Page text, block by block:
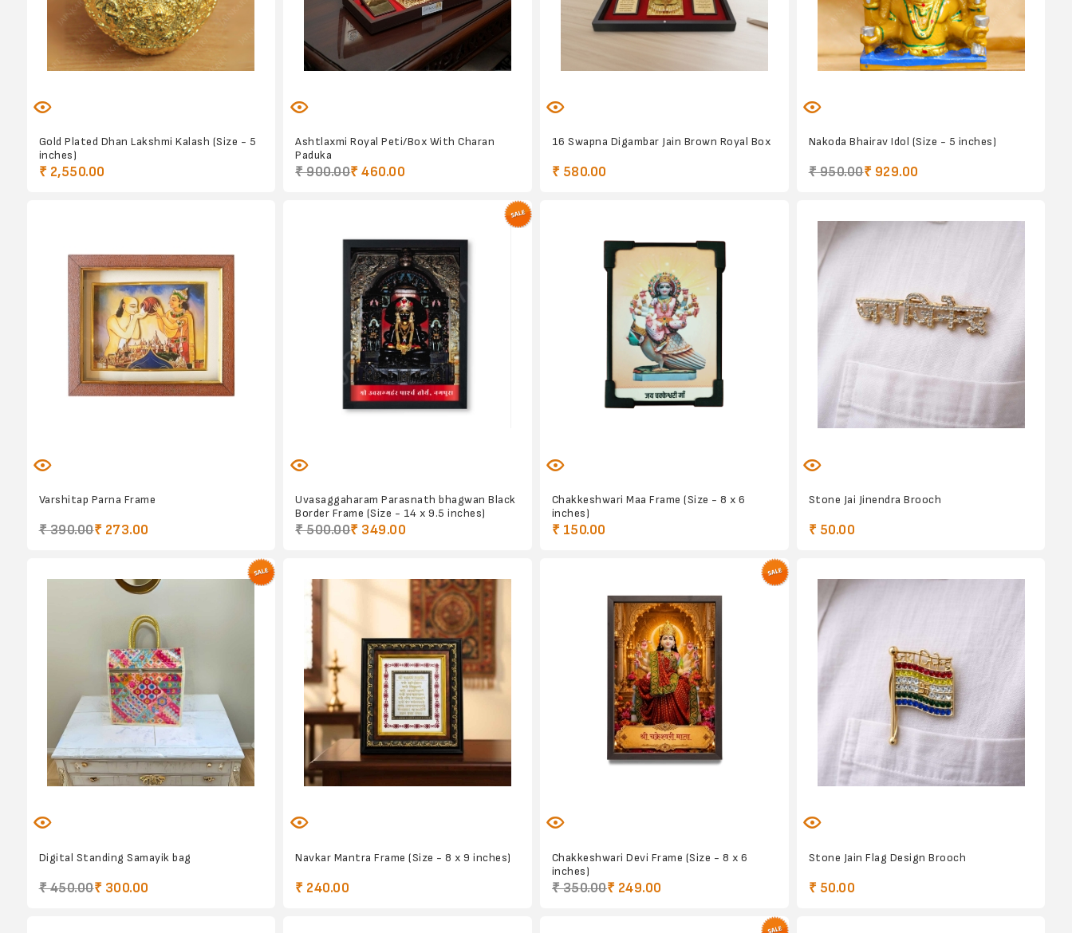
Gold Plated Dhan Lakshmi Kalash (Size - 5
inches)
₹ 2,550.00
Ashtlaxmi Royal Peti/Box With Charan
Paduka
₹ 900.00₹ 460.00
16 Swapna Digambar Jain Brown Royal Box
₹ 580.00
Nakoda Bhairav Idol (Size - 5 inches)
₹ 950.00₹ 929.00
Varshitap Parna Frame
₹ 390.00₹ 273.00
Uvasaggaharam Parasnath bhagwan Black
Border Frame (Size - 14 x 9.5 inches)
₹ 500.00₹ 349.00
Chakkeshwari Maa Frame (Size - 8 x 6
inches)
₹ 150.00
Stone Jai Jinendra Brooch
₹ 50.00
Digital Standing Samayik bag
₹ 450.00₹ 300.00
Navkar Mantra Frame (Size - 8 x 9 inches)
₹ 240.00
Chakkeshwari Devi Frame (Size - 8 x 6
inches)
₹ 350.00₹ 249.00
Stone Jain Flag Design Brooch
₹ 50.00